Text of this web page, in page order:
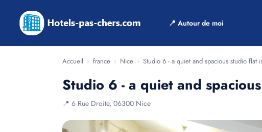
📍 Autour de moi
Accueil › france › Nice › Studio 6 - a quiet and spacious studio flat
Studio 6 - a quiet and
📍 6 Rue Droite, 06300 Nice